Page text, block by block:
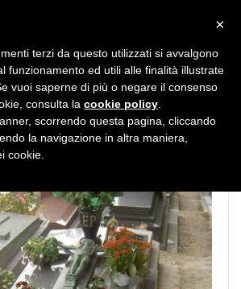
×
terzi da questo utilizzati si avvalgono
funzionamento ed utili alle finalità illustrate
vuoi saperne di più o negare il consenso
consulta la cookie policy
scorrendo questa pagina, cliccando
la navigazione in altra maniera,
cookie.